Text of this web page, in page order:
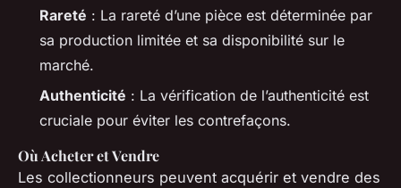
Rareté : La rareté d’une pièce est déterminée par
sa production limitée et sa disponibilité sur le
marché.
Authenticité : La vérification de l’authenticité est
cruciale pour éviter les contrefaçons.
Où Acheter et Vendre
Les collectionneurs peuvent acquérir et vendre des